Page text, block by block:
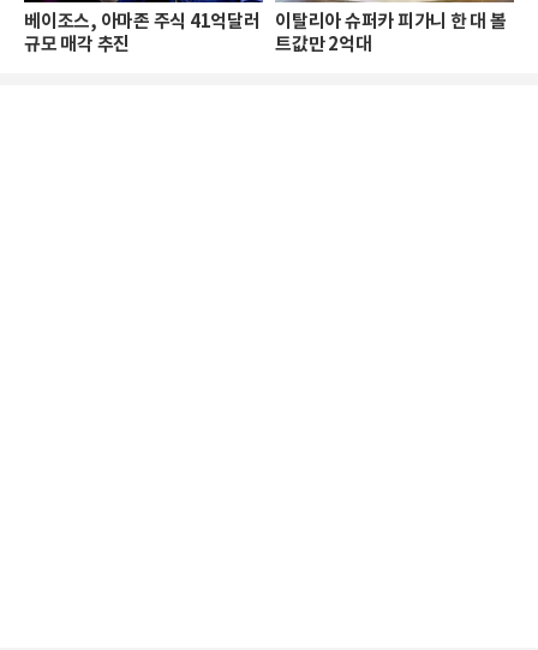
베이조스, 아마존 주식 41억달러
규모 매각 추진
이탈리아 슈퍼카 피가니 한 대 볼
트값만 2억대